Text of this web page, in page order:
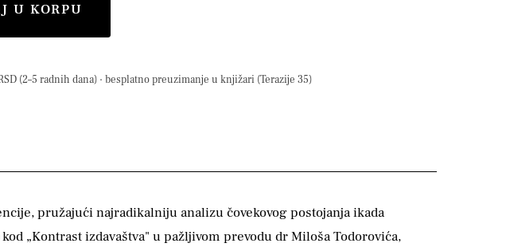
U KORPU
(2–5 radnih dana) · besplatno preuzimanje u knjižari (Terazije 35)
pružajući najradikalniju analizu čovekovog postojanja ikada
„Kontrast izdavaštva" u pažljivom prevodu dr Miloša Todorovića,